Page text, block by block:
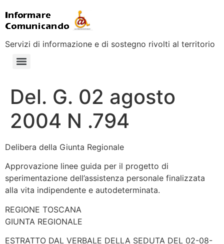
Servizi di informazione e di sostegno rivolti al territorio
Del. G. 02 agosto
2004 N .794
Delibera della Giunta Regionale
Approvazione linee guida per il progetto di
sperimentazione dell’assistenza personale finalizzata
alla vita indipendente e autodeterminata.
REGIONE TOSCANA
GIUNTA REGIONALE
ESTRATTO DAL VERBALE DELLA SEDUTA DEL 02-08-